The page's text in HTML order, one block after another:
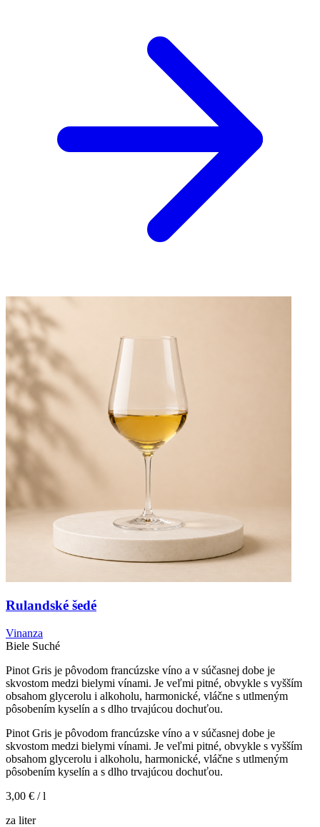
Rulandské šedé
Vinanza
Biele Suché
Pinot Gris je pôvodom francúzske víno a v súčasnej dobe je
skvostom medzi bielymi vínami. Je veľmi pitné, obvykle s vyšším
obsahom glycerolu i alkoholu, harmonické, vláčne s utlmeným
pôsobením kyselín a s dlho trvajúcou dochuťou.
Pinot Gris je pôvodom francúzske víno a v súčasnej dobe je
skvostom medzi bielymi vínami. Je veľmi pitné, obvykle s vyšším
obsahom glycerolu i alkoholu, harmonické, vláčne s utlmeným
pôsobením kyselín a s dlho trvajúcou dochuťou.
3,00 € / l
za liter